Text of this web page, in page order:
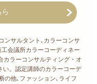
ンサルタント､カラーコンサ
会議所カラーコーディネー
カラーコンサルティング・オ
い。認定講師のカラーコーデ
の他､ファッション､ライフ